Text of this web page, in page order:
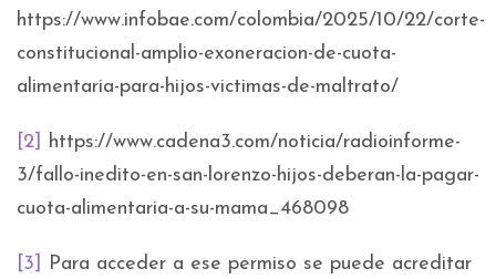
https://www.infobae.com/colombia/2025/10/22/corte-
constitucional-amplio-exoneracion-de-cuota-
alimentaria-para-hijos-victimas-de-maltrato/
[2]
https://www.cadena3.com/noticia/radioinforme-
3/fallo-inedito-en-san-lorenzo-hijos-deberan-la-pagar-
cuota-alimentaria-a-su-mama_468098
[3]
Para acceder a ese permiso se puede acreditar